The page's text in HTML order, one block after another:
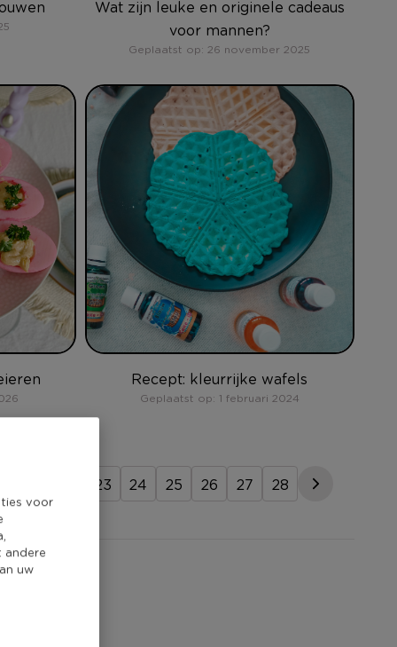
voor
andere
uw
Wat zijn leuke en originele cadeaus
voor mannen?
Geplaatst op: 26 november 2025
Recept: kleurrijke wafels
Geplaatst op: 1 februari 2024
23 24 25 26 27 28